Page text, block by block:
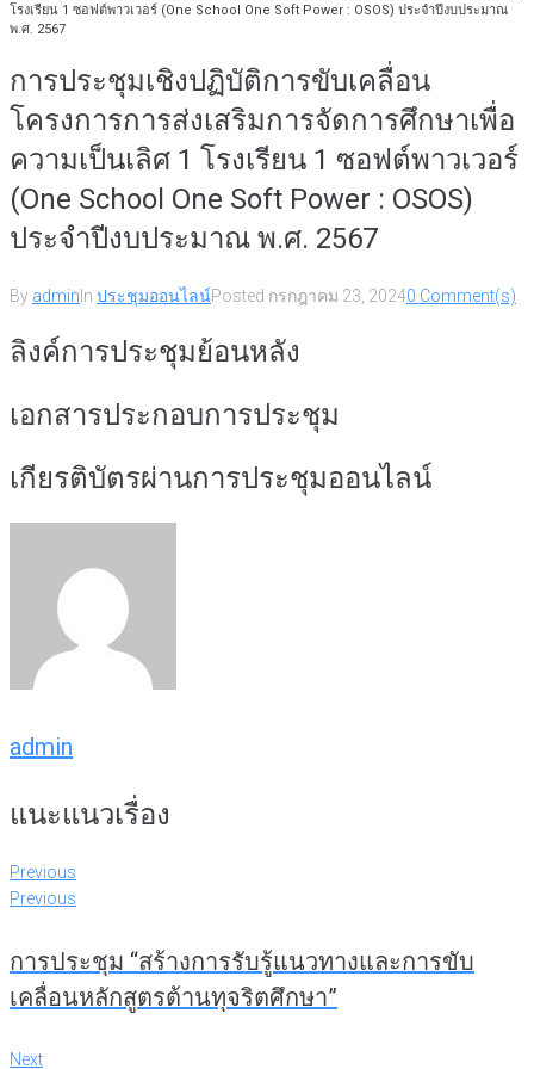
โรงเรียน 1 ซอฟต์พาวเวอร์ (One School One Soft Power : OSOS) ประจำปีงบประมาณ
พ.ศ. 2567
การประชุมเชิงปฏิบัติการขับเคลื่อน
โครงการการส่งเสริมการจัดการศึกษาเพื่อ
ความเป็นเลิศ 1 โรงเรียน 1 ซอฟต์พาวเวอร์
(One School One Soft Power : OSOS)
ประจำปีงบประมาณ พ.ศ. 2567
By admin In ประชุมออนไลน์Posted กรกฎาคม 23, 20240 Comment(s)
ลิงค์การประชุมย้อนหลัง
เอกสารประกอบการประชุม
เกียรติบัตรผ่านการประชุมออนไลน์
admin
แนะแนวเรื่อง
Previous
Previous
การประชุม “สร้างการรับรู้แนวทางและการขับ
เคลื่อนหลักสูตรต้านทุจริตศึกษา”
Next